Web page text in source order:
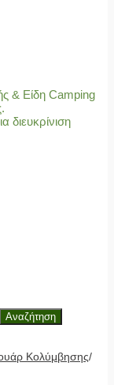
& Είδη Camping
διευκρίνιση
Αναζήτηση
Κολύμβησης/